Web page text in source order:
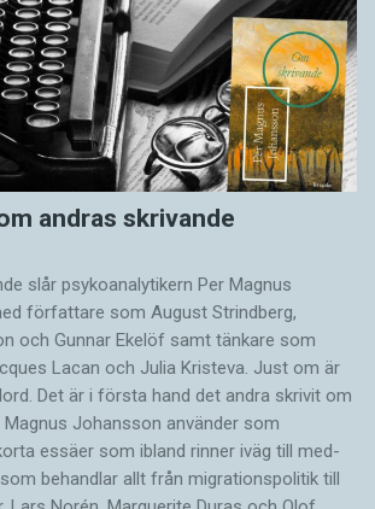
andras skrivande
slår psykoanalytikern Per Magnus
författare som August Strindberg,
och Gunnar Ekelöf samt tänkare som
Lacan och Julia Kristeva. Just om är
Det är i första hand det andra skrivit om
Johansson använder som
essäer som ibland rinner iväg till med­
behandlar allt från migrationspolitik till